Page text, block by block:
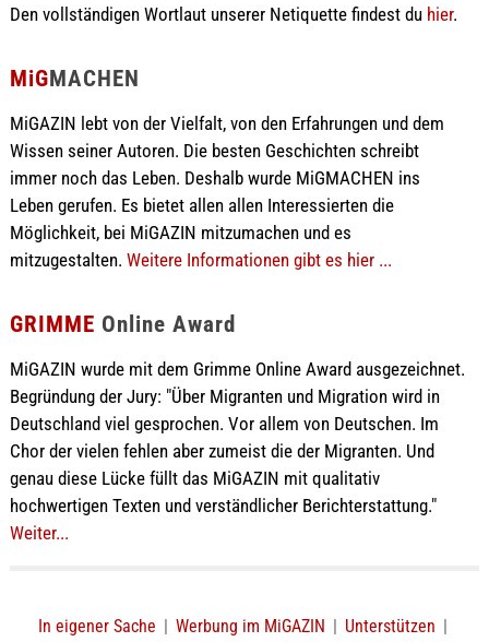
Den vollständigen Wortlaut unserer Netiquette findest du hier.
MiGMACHEN
MiGAZIN lebt von der Vielfalt, von den Erfahrungen und dem
Wissen seiner Autoren. Die besten Geschichten schreibt
immer noch das Leben. Deshalb wurde MiGMACHEN ins
Leben gerufen. Es bietet allen allen Interessierten die
Möglichkeit, bei MiGAZIN mitzumachen und es
mitzugestalten. Weitere Informationen gibt es hier ...
GRIMME Online Award
MiGAZIN wurde mit dem Grimme Online Award ausgezeichnet.
Begründung der Jury: "Über Migranten und Migration wird in
Deutschland viel gesprochen. Vor allem von Deutschen. Im
Chor der vielen fehlen aber zumeist die der Migranten. Und
genau diese Lücke füllt das MiGAZIN mit qualitativ
hochwertigen Texten und verständlicher Berichterstattung."
Weiter...
In eigener Sache | Werbung im MiGAZIN | Unterstützen |